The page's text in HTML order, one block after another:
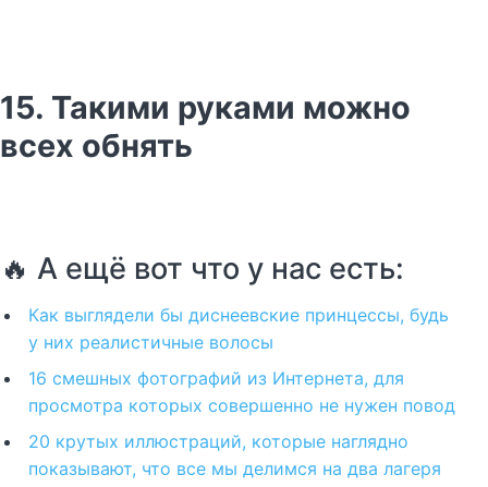
15. Такими руками можно
всех обнять
🔥 А ещё вот что у нас есть:
Как выглядели бы диснеевские принцессы, будь
у них реалистичные волосы
16 смешных фотографий из Интернета, для
просмотра которых совершенно не нужен повод
20 крутых иллюстраций, которые наглядно
показывают, что все мы делимся на два лагеря